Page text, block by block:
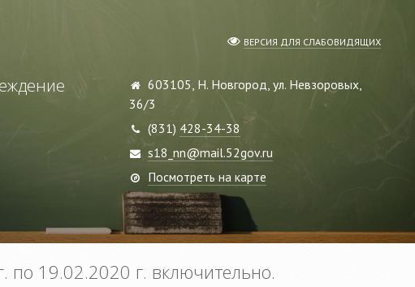
ВЕРСИЯ ДЛЯ СЛАБОВИДЯЩИХ
603105, Н. Новгород, ул. Невзоровых,
36/3
(831) 428-34-38
s18_nn@mail.52gov.ru
Посмотреть на карте
по 19.02.2020 г. включительно.